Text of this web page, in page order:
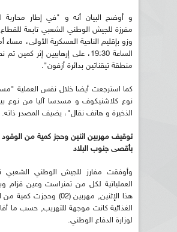
و أوضح البيان أنه و "في إطار
مفرزة للجيش الوطني الشعبي تابعة للقطاع
وزو بإقليم الناحية العسكرية الأولى، مساء
الساعة 19:30، على إرهابيين إثر
منطقة تيقناتين بدائرة أزفون".
كما استرجعت أيضا خلال نفس العملية
نوع كلاشنيكوف و مسدسا آليا من نوع
الذخيرة و هاتف نقال"، يضيف المصدر ذاته.
توقيف مهربين اثنين وحجز كمية من الوقود
بأقصى جنوب البلاد
وأوفقت مفارز للجيش الوطني الشعبي
العملياتية لكل من تمنراست وعين قزام
هذا الإثنين, مهربين (02)
الغذائية كانت موجهة للتهريب, حسب ما أفاد
لوزارة الدفاع الوطني.